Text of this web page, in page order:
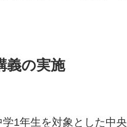
義の実施
1年生を対象とした中